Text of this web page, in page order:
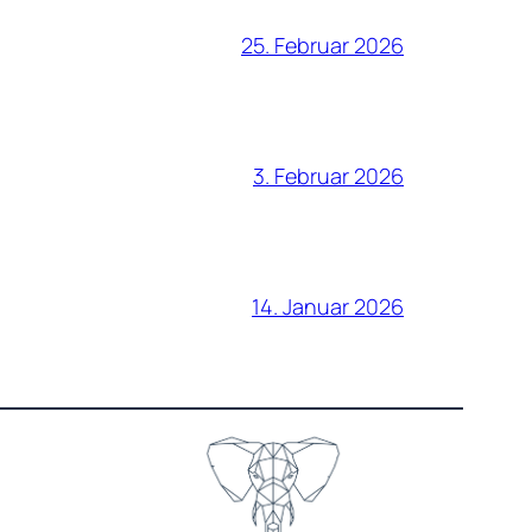
25. Februar 2026
3. Februar 2026
14. Januar 2026